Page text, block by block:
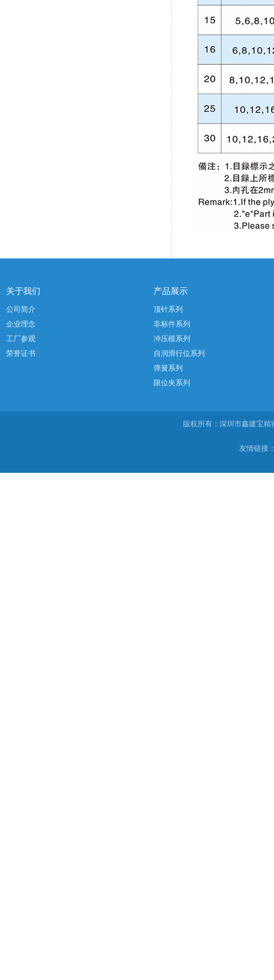
关于我们
公司简介
企业理念
工厂参观
荣誉证书
产品展示
顶针系列
非标件系列
冲压模系列
自润滑行位系列
弹簧系列
限位夹系列
版权所有：深圳市鑫建宝
友情链接